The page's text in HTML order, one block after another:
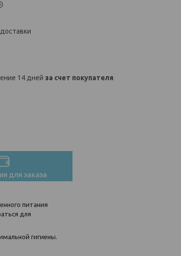
14 дней за счет покупателя
для заказа
питания
для
гигиены.